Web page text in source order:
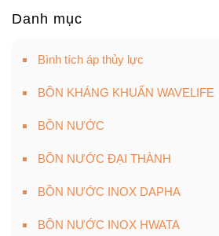
Danh mục
Bình tích áp thủy lực
BỒN KHÁNG KHUẨN WAVELIFE
BỒN NƯỚC
BỒN NƯỚC ĐẠI THÀNH
BỒN NƯỚC INOX DAPHA
BỒN NƯỚC INOX HWATA